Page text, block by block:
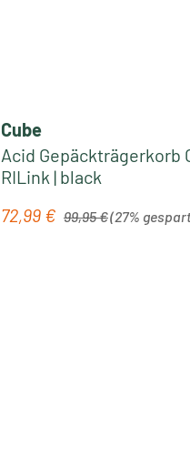
Cube
Acid Gepäckträgerkorb
RILink | black
Verkaufspreis:
72,99 € 99,95 €(27%